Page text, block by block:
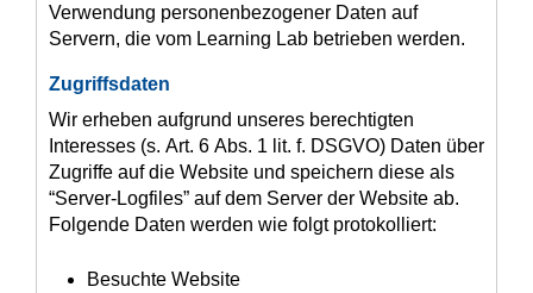
Verwendung personenbezogener Daten auf
Servern, die vom Learning Lab betrieben werden.
Zugriffsdaten
Wir erheben aufgrund unseres berechtigten
Interesses (s. Art. 6 Abs. 1 lit. f. DSGVO) Daten über
Zugriffe auf die Website und speichern diese als
“Server-Logfiles” auf dem Server der Website ab.
Folgende Daten werden wie folgt protokolliert:
Besuchte Website